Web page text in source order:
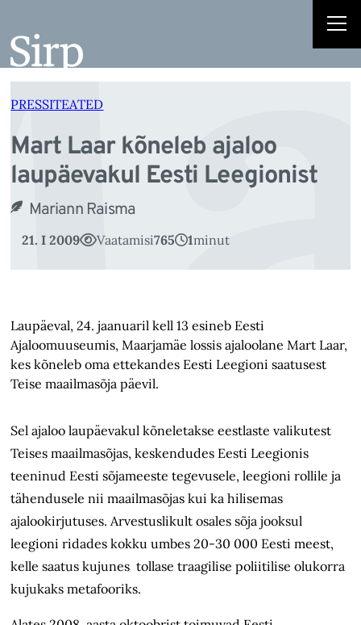
juurde
PRESSITEATED
Mart Laar kõneleb ajaloo
laupäevakul Eesti Leegionist
Mariann Raisma
21. I 2009 Vaatamisi765 1minut
Laupäeval, 24. jaanuaril kell 13 esineb Eesti
Ajaloomuuseumis, Maarjamäe lossis ajaloolane Mart Laar,
kes kõneleb oma ettekandes Eesti Leegioni saatusest
Teise maailmasõja päevil.
Sel ajaloo laupäevakul kõneletakse eestlaste valikutest
Teises maailmasõjas, keskendudes Eesti Leegionis
teeninud Eesti sõjameeste tegevusele, leegioni rollile ja
tähendusele nii maailmasõjas kui ka hilisemas
ajalookirjutuses. Arvestuslikult osales sõja jooksul
leegioni ridades kokku umbes 20-30 000 Eesti meest,
kelle saatus kujunes tollase traagilise poliitilise olukorra
kujukaks metafooriks.